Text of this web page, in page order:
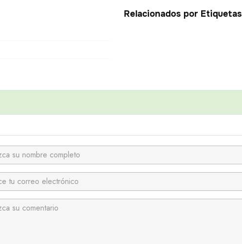
Relacionados por Etiquetas